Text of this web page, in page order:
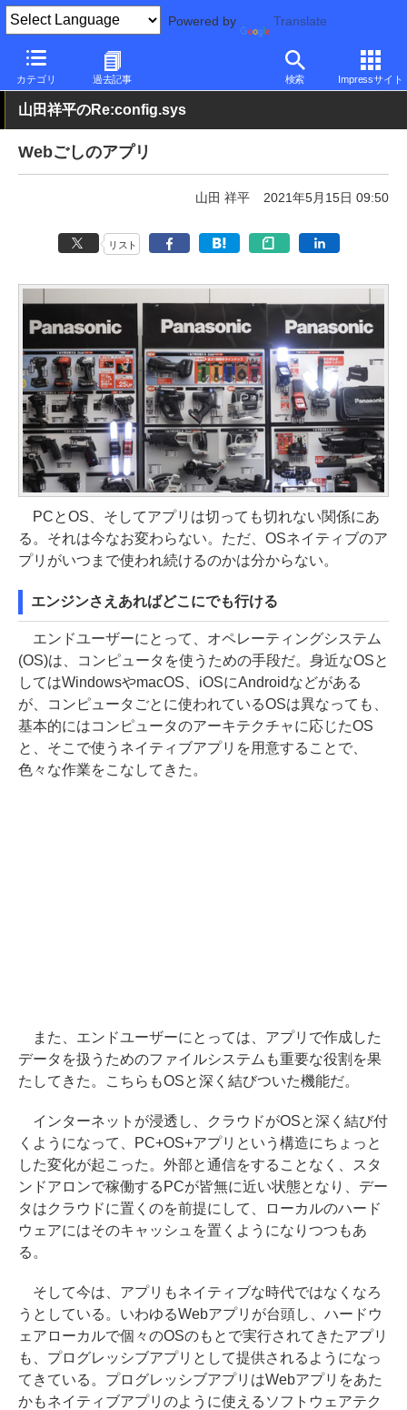
Powered by Translate
カテゴリ 過去記事 検索 Impressサイト
PC Watch ソフトウェア/アプリ 他ソフト/アプリ その他
山田祥平のRe:config.sys
Webごしのアプリ
山田 祥平 2021年5月15日 09:50
リスト
PCとOS、そしてアプリは切っても切れない関係にあ
る。それは今なお変わらない。ただ、OSネイティブのア
プリがいつまで使われ続けるのかは分からない。
エンジンさえあればどこにでも行ける
エンドユーザーにとって、オペレーティングシステム
(OS)は、コンピュータを使うための手段だ。身近なOSと
してはWindowsやmacOS、iOSにAndroidなどがある
が、コンピュータごとに使われているOSは異なっても、
基本的にはコンピュータのアーキテクチャに応じたOS
と、そこで使うネイティブアプリを用意することで、
色々な作業をこなしてきた。
また、エンドユーザーにとっては、アプリで作成した
データを扱うためのファイルシステムも重要な役割を果
たしてきた。こちらもOSと深く結びついた機能だ。
インターネットが浸透し、クラウドがOSと深く結び付
くようになって、PC+OS+アプリという構造にちょっと
した変化が起こった。外部と通信をすることなく、スタ
ンドアロンで稼働するPCが皆無に近い状態となり、デー
タはクラウドに置くのを前提にして、ローカルのハード
ウェアにはそのキャッシュを置くようになりつつもあ
る。
そして今は、アプリもネイティブな時代ではなくなろ
うとしている。いわゆるWebアプリが台頭し、ハードウ
ェアローカルで個々のOSのもとで実行されてきたアプリ
も、プログレッシブアプリとして提供されるようになっ
てきている。プログレッシブアプリはWebアプリをあた
かもネイティブアプリのように使えるソフトウェアテク